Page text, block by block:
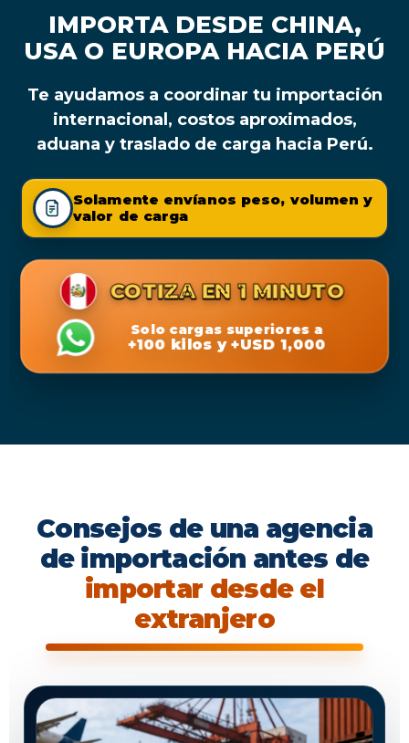
IMPORTA DESDE CHINA,
USA O EUROPA HACIA PERÚ
Te ayudamos a coordinar tu importación
internacional, costos aproximados,
aduana y traslado de carga hacia Perú.
Solamente envíanos peso, volumen y
valor de carga
COTIZA EN 1 MINUTO
Solo cargas superiores a
+100 kilos y +USD 1,000
Consejos de una agencia
de importación antes de
importar desde el
extranjero